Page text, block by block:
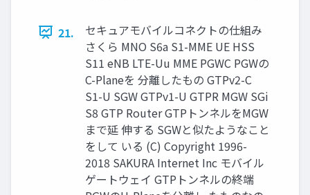
21.
セキュアモバイルコネクトの仕組み
さくら MNO S6a S1-MME UE HSS
S11 eNB LTE-Uu MME PGWC PGWの
C-Planeを 分離したもの GTPv2-C
S1-U SGW GTPv1-U GTPR MGW SGi
S8 GTP Router GTPトンネルをMGW
まで延 伸する SGWと似たようなこと
をして いる (C) Copyright 1996-
2018 SAKURA Internet Inc モバイル
ゲートウェイ GTPトンネルの終端